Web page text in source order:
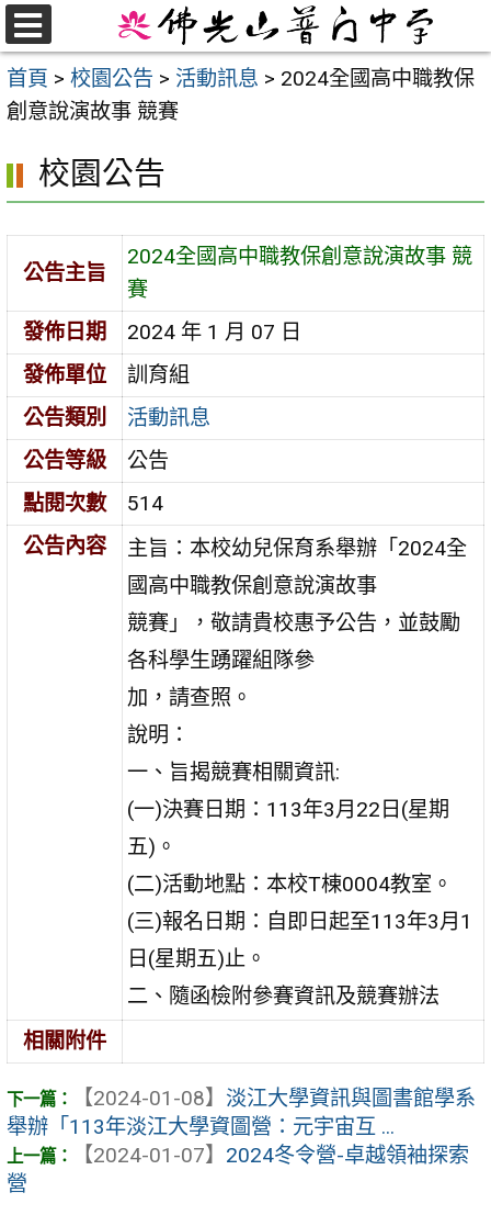
跳
至
主
要
首頁 > 校園公告 > 活動訊息 > 2024全國高中職教保
創意說演故事 競賽
校園公告
公告主旨
2024全國高中職教保創意說演故事 競
賽
發佈日期
2024 年 1 月 07 日
發佈單位
訓育組
公告類別
活動訊息
公告等級
公告
點閱次數
514
公告內容
主旨：本校幼兒保育系舉辦「2024全
國高中職教保創意說演故事
競賽」，敬請貴校惠予公告，並鼓勵
各科學生踴躍組隊參
加，請查照。
說明：
一、旨揭競賽相關資訊:
(一)決賽日期：113年3月22日(星期
五)。
(二)活動地點：本校T棟0004教室。
(三)報名日期：自即日起至113年3月1
日(星期五)止。
二、隨函檢附參賽資訊及競賽辦法
相關附件
【2024-01-08】 淡江大學資訊與圖書館學系
舉辦「113年淡江大學資圖營：元宇宙互 ...
【2024-01-07】 2024冬令營-卓越領袖探索
營
選
單